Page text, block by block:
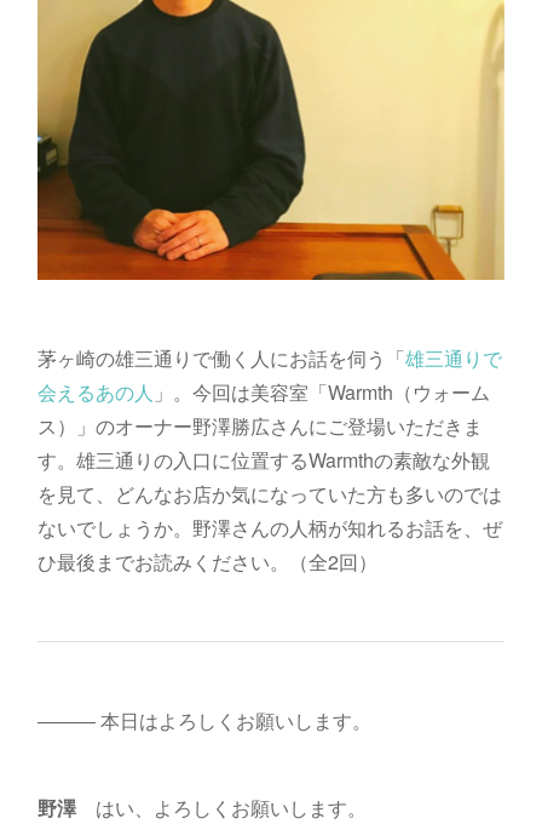
茅ヶ崎の雄三通りで働く人にお話を伺う「雄三通りで
会えるあの人 」。今回は美容室「Warmth（ウォーム
ス）」のオーナー野澤勝広さんにご登場いただきま
す。雄三通りの入口に位置するWarmthの素敵な外観
を見て、どんなお店か気になっていた方も多いのでは
ないでしょうか。野澤さんの人柄が知れるお話を、ぜ
ひ最後までお読みください。（全2回）
――― 本日はよろしくお願いします。
野澤はい、よろしくお願いします。